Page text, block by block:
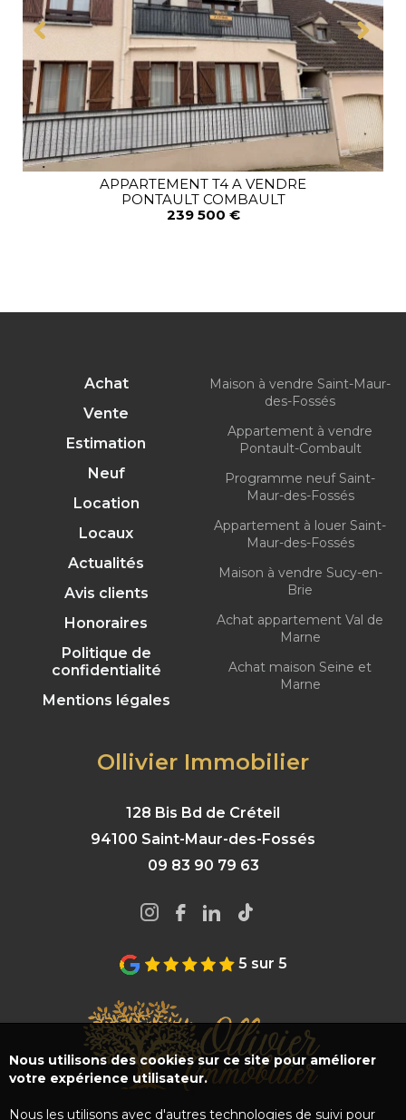
APPARTEMENT T4 A VENDRE
PONTAULT COMBAULT
239 500 €
Achat
Vente
Estimation
Neuf
Location
Locaux
Actualités
Avis clients
Honoraires
Politique de
confidentialité
Mentions légales
Maison à vendre Saint-Maur-
des-Fossés
Appartement à vendre
Pontault-Combault
Programme neuf Saint-
Maur-des-Fossés
Appartement à louer Saint-
Maur-des-Fossés
Maison à vendre Sucy-en-
Brie
Achat appartement Val de
Marne
Achat maison Seine et
Marne
Ollivier Immobilier
128 Bis Bd de Créteil
94100 Saint-Maur-des-Fossés
09 83 90 79 63
5 sur 5
Nous utilisons des cookies sur ce site pour améliorer
votre expérience utilisateur.
Nous les utilisons avec d'autres technologies de suivi pour